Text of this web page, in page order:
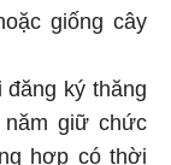
giống cây
ký thăng
giữ chức
hợp có thời